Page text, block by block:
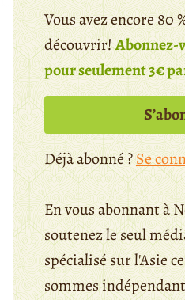
Vous avez encore 80
découvrir!Abonnez-
pour seulement 3€
Déjà abonné ?Se
En vous abonnant à
soutenez le seul
spécialisé sur l'Asie
sommes